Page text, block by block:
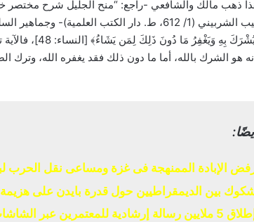
المحتاج” للخطيب الشربيني (1/ 612، ط. دار الكتب
اللهَ لَا يَغْفِرُ أَن
هو الشرك بالله، أما ما دون ذلك فقد يغفره الله،
الإبادة الممنهجة فى غزة ومساعى نقل الحرب
بين الديمقراطيين حول قدرة بايدن على
رسالة إرشادية للمعتمرين عبر الشاشات الإلكترونية